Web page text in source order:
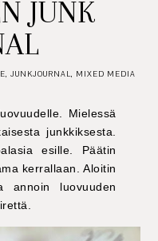
JUNK
, JUNKJOURNAL, MIXED MEDIA
Mielessä
junkkiksesta.
esille. Päätin
kerrallaan. Aloitin
annoin luovuuden